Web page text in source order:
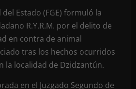
del Estado (FGE) formuló la
R.Y.R.M. por el delito de
en contra de animal
tras los hechos ocurridos
la localidad de Dzidzantún.
en el Juzgado Segundo de